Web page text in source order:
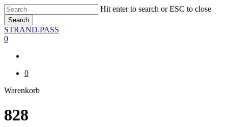
Skip
to
main
content
Hit enter to search or ESC to close
Search
Close
Search
STRAND.PASS
0
0
WarenkorbClose
828